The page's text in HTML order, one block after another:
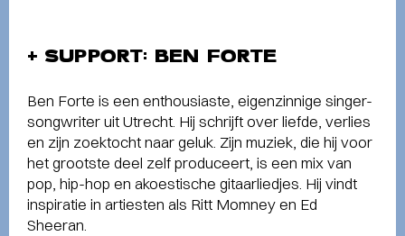
+ SUPPORT: BEN FORTE
Ben Forte is een enthousiaste, eigenzinnige singer-
songwriter uit Utrecht. Hij schrijft over liefde, verlies
en zijn zoektocht naar geluk. Zijn muziek, die hij voor
het grootste deel zelf produceert, is een mix van
pop, hip-hop en akoestische gitaarliedjes. Hij vindt
inspiratie in artiesten als Ritt Momney en Ed
Sheeran.